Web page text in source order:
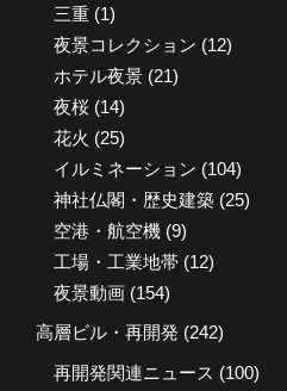
三重 (1)
夜景コレクション (12)
ホテル夜景 (21)
夜桜 (14)
花火 (25)
イルミネーション (104)
神社仏閣・歴史建築 (25)
空港・航空機 (9)
工場・工業地帯 (12)
夜景動画 (154)
高層ビル・再開発 (242)
再開発関連ニュース (100)